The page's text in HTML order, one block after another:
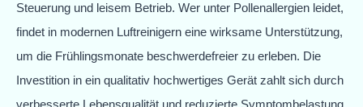
Steuerung und leisem Betrieb. Wer unter Pollenallergien leidet,
findet in modernen Luftreinigern eine wirksame Unterstützung,
um die Frühlingsmonate beschwerdefreier zu erleben. Die
Investition in ein qualitativ hochwertiges Gerät zahlt sich durch
verbesserte Lebensqualität und reduzierte Symptombelastung